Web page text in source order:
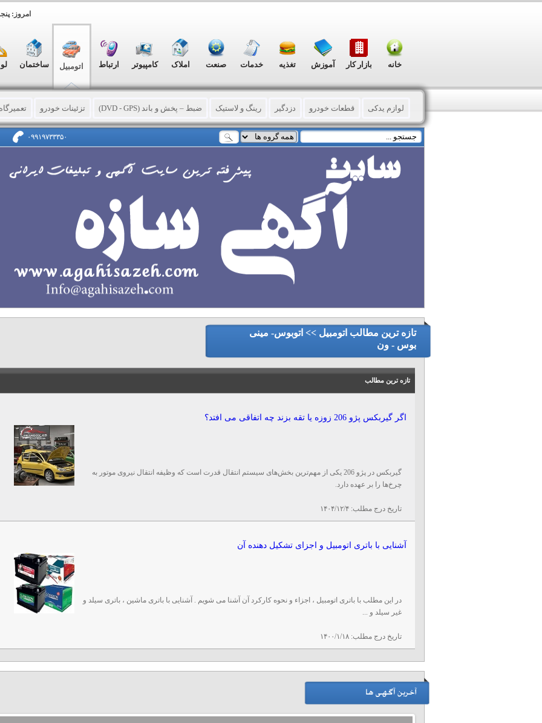
امروز: پنجشنبه,
خانه بازار کار آموزش تغذیه خدمات صنعت املاک کامپیوتر ارتباط اتومبیل ساختمان
لوازم یدکی قطعات خودرو دزدگیر رینگ و لاستیک ضبط – پخش و باند (DVD - GPS) تزئینات خودرو
شیشه اتومبیل کارواش – شستشو و خش گیری تصادفی و فرسوده اجاره وسیله نقلیه
خدمات جانبی خودرو موتور سیکلت اتوبوس- مینی بوس - ون
دست دوم خارجی صفر کیلومتر
۰۹۹۱۹۷۳۳۳۵۰
تازه ترین مطالب اتومبیل >> اتوبوس- مینی
بوس - ون
تازه ترین مطالب
اگر گیربکس پژو 206 زوزه یا تقه بزند چه اتفاقی می‌ افتد؟
گیربکس در پژو 206 یکی از مهم‌ترین بخش‌های سیستم انتقال قدرت است که وظیفه انتقال نیروی موتور به
چرخ‌ها را بر عهده دارد.
تاریخ درج مطلب:۱۴۰۴/۱۲/۴
آشنایی با باتری اتومبیل و اجزای تشکیل دهنده آن
در این مطلب با باتری اتومبیل ، اجزاء و نحوه کارکرد آن آشنا می شویم . آشنایی با باتری ماشین ، باتری سیلد و
غیر سیلد و ...
تاریخ درج مطلب:۱۴۰۰/۱/۱۸